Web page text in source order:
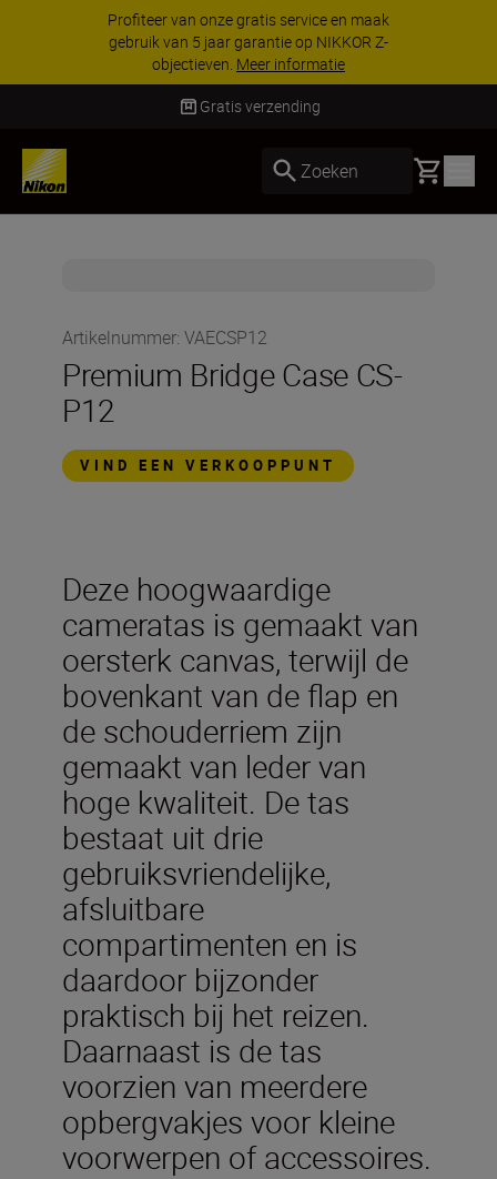
Profiteer van onze gratis service en maak
gebruik van 5 jaar garantie op NIKKOR Z-
objectieven. Meer informatie
Gratis verzending
Zoeken Basket
Artikelnummer: VAECSP12
Premium Bridge Case CS-
P12
VIND EEN VERKOOPPUNT
Deze hoogwaardige
cameratas is gemaakt van
oersterk canvas, terwijl de
bovenkant van de flap en
de schouderriem zijn
gemaakt van leder van
hoge kwaliteit. De tas
bestaat uit drie
gebruiksvriendelijke,
afsluitbare
compartimenten en is
daardoor bijzonder
praktisch bij het reizen.
Daarnaast is de tas
voorzien van meerdere
opbergvakjes voor kleine
voorwerpen of accessoires.